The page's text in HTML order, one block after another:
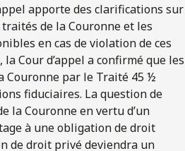
apporte des clarifications sur
de la Couronne et les
en cas de violation de ces
Cour d’appel a confirmé que les
Couronne par le Traité 45 ½
fiduciaires. La question de
la Couronne en vertu d’un
à une obligation de droit
de droit privé deviendra un